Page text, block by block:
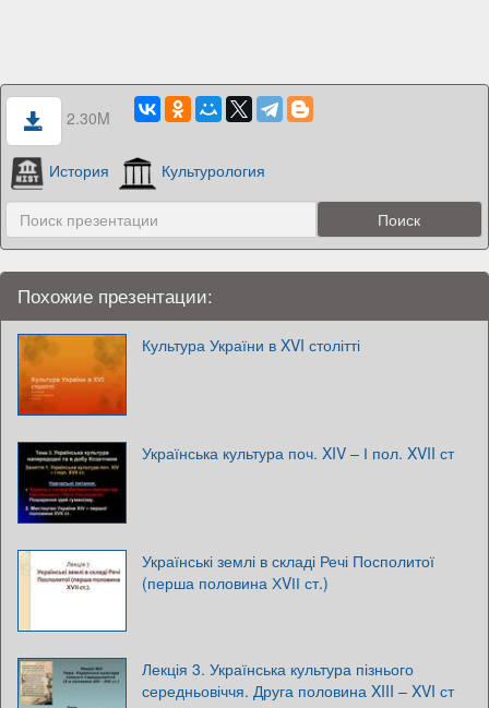
2.30M
История Культурология
Похожие презентации:
Культура України в XVI столітті
Українська культура поч. XIV – І пол. XVII ст
Українські землі в складі Речі Посполитої
(перша половина ХVІІ ст.)
Лекція 3. Українська культура пізнього
середньовіччя. Друга половина XIII – XVI ст